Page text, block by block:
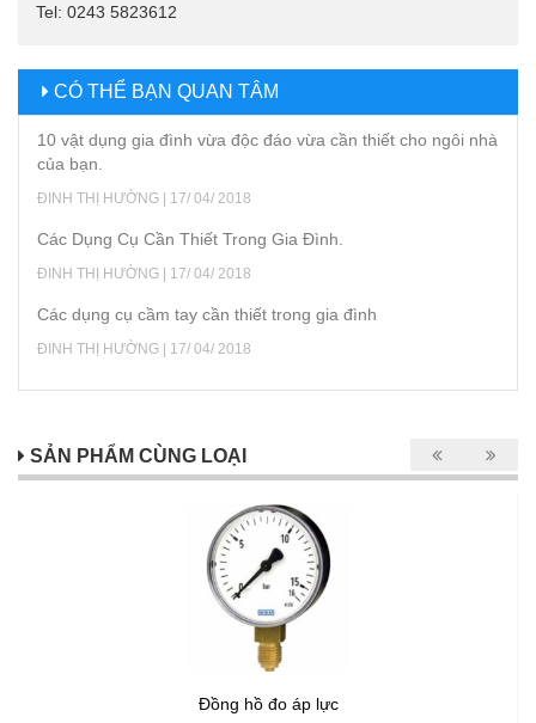
Tel: 0243 5823612
CÓ THỂ BẠN QUAN TÂM
10 vật dụng gia đình vừa độc đáo vừa cần thiết cho ngôi nhà
của bạn.
ĐINH THỊ HƯỜNG | 17/ 04/ 2018
Các Dụng Cụ Cần Thiết Trong Gia Đình.
ĐINH THỊ HƯỜNG | 17/ 04/ 2018
Các dụng cụ cầm tay cần thiết trong gia đình
ĐINH THỊ HƯỜNG | 17/ 04/ 2018
SẢN PHẨM CÙNG LOẠI
Đồng hồ đo áp lực